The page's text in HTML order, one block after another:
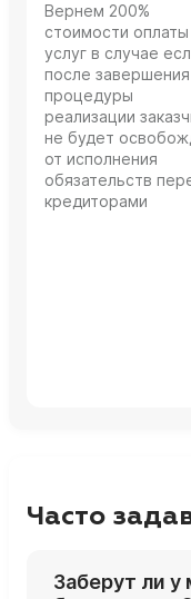
Вернем 200%
стоимости оплаты
услуг в случае
после завершения
процедуры
реализации
не будет
от исполнения
обязательств
кредиторами
Часто
Заберут ли у